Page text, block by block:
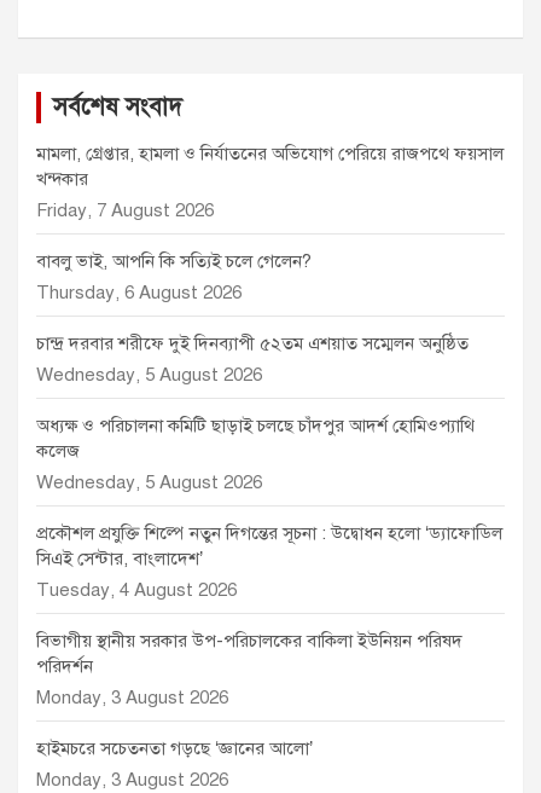
সর্বশেষ সংবাদ
মামলা, গ্রেপ্তার, হামলা ও নির্যাতনের অভিযোগ পেরিয়ে রাজপথে ফয়সাল
খন্দকার
Friday, 7 August 2026
বাবলু ভাই, আপনি কি সত্যিই চলে গেলেন?
Thursday, 6 August 2026
চান্দ্র দরবার শরীফে দুই দিনব্যাপী ৫২তম এশয়াত সম্মেলন অনুষ্ঠিত
Wednesday, 5 August 2026
অধ্যক্ষ ও পরিচালনা কমিটি ছাড়াই চলছে চাঁদপুর আদর্শ হোমিওপ্যাথি
কলেজ
Wednesday, 5 August 2026
প্রকৌশল প্রযুক্তি শিল্পে নতুন দিগন্তের সূচনা : উদ্বোধন হলো ‘ড্যাফোডিল
সিএই সেন্টার, বাংলাদেশ’
Tuesday, 4 August 2026
বিভাগীয় স্থানীয় সরকার উপ-পরিচালকের বাকিলা ইউনিয়ন পরিষদ
পরিদর্শন
Monday, 3 August 2026
হাইমচরে সচেতনতা গড়ছে ‘জ্ঞানের আলো’
Monday, 3 August 2026